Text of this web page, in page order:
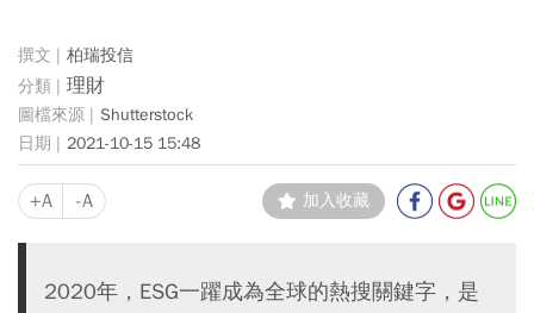
柏瑞投信
理財
Shutterstock
2021-10-15 15:48
+A -A 加入收藏
2020年，ESG一躍成為全球的熱搜關鍵字，是